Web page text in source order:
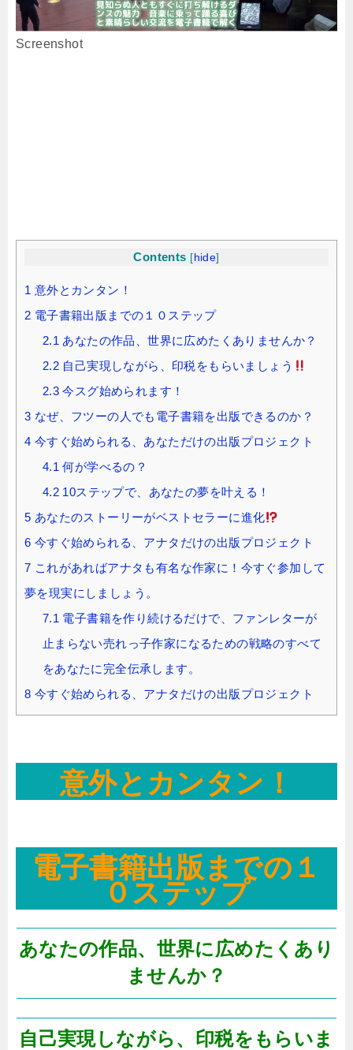
Screenshot
Contents [ hide]
1 意外とカンタン！
2 電子書籍出版までの１０ステップ
2.1 あなたの作品、世界に広めたくありませんか？
2.2 自己実現しながら、印税をもらいましょう
2.3 今スグ始められます！
3 なぜ、フツーの人でも電子書籍を出版できるのか？
4 今すぐ始められる、あなただけの出版プロジェクト
4.1 何が学べるの？
4.2 10ステップで、あなたの夢を叶える！
5 あなたのストーリーがベストセラーに進化
6 今すぐ始められる、アナタだけの出版プロジェクト
7 これがあればアナタも有名な作家に！今すぐ参加して
夢を現実にしましょう。
7.1 電子書籍を作り続けるだけで、ファンレターが
止まらない売れっ子作家になるための戦略のすべて
をあなたに完全伝承します。
8 今すぐ始められる、アナタだけの出版プロジェクト
意外とカンタン！
電子書籍出版までの１
０ステップ
あなたの作品、世界に広めたくあり
ませんか？
自己実現しながら、印税をもらいま